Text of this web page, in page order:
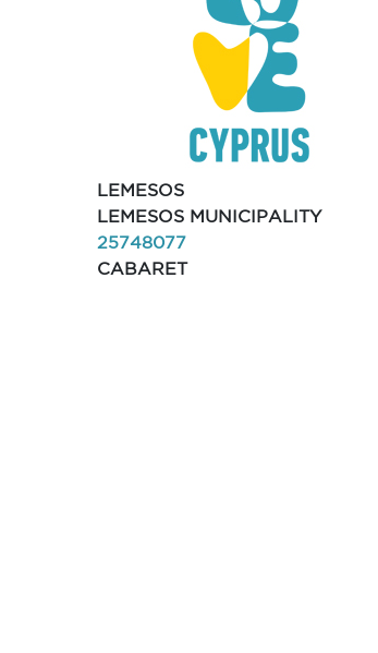
LEMESOS
LEMESOS MUNICIPALITY
25748077
CABARET